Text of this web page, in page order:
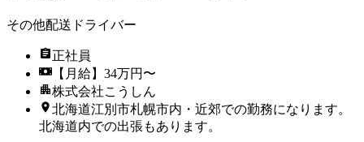
その他配送ドライバー
正社員
【月給】34万円〜
株式会社こうしん
北海道江別市札幌市内・近郊での勤務になります。
北海道内での出張もあります。